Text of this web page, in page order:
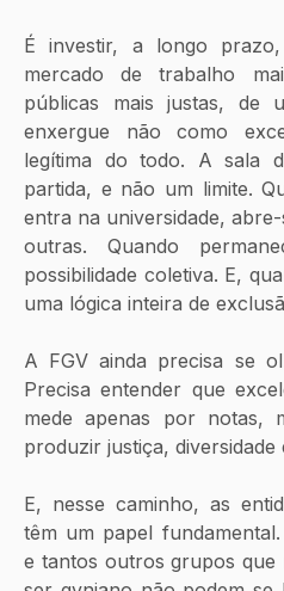
É investir, a longo
mercado de trabalho
públicas mais justas, de
enxergue não como
legítima do todo. A sala
partida, e não um limite.
entra na universidade,
outras. Quando
possibilidade coletiva. E,
uma lógica inteira de
A FGV ainda precisa se
Precisa entender que
mede apenas por notas,
produzir justiça,
E, nesse caminho, as
têm um papel
e tantos outros grupos que